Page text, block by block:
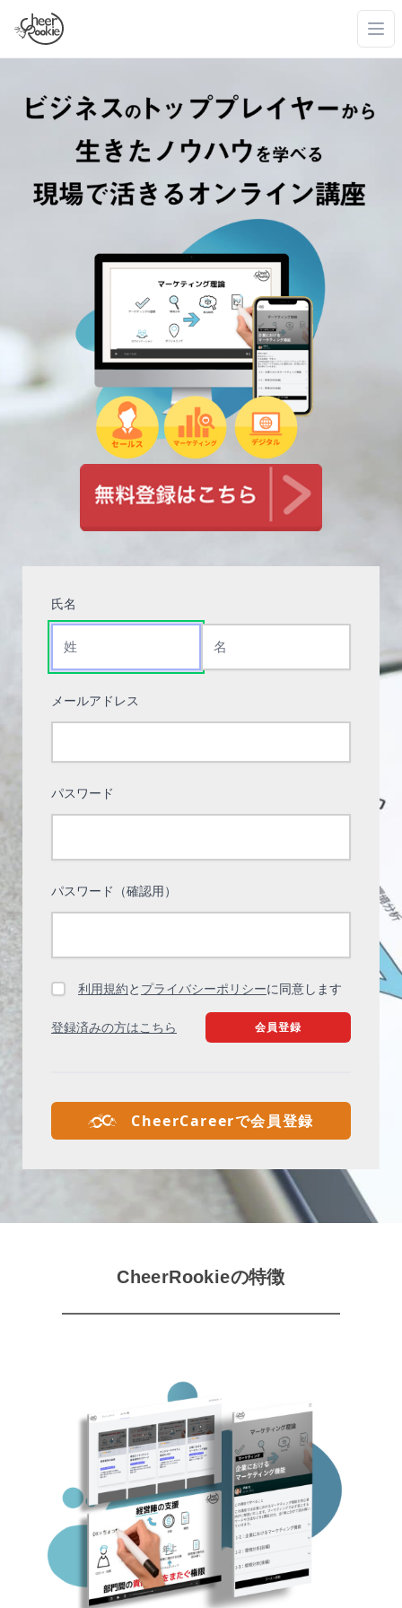
氏名
メールアドレス
パスワード
パスワード（確認用）
利用規約と プライバシーポリシーに同意します
登録済みの方はこちら 会員登録
CheerCareerで会員登録
CheerRookieの特徴